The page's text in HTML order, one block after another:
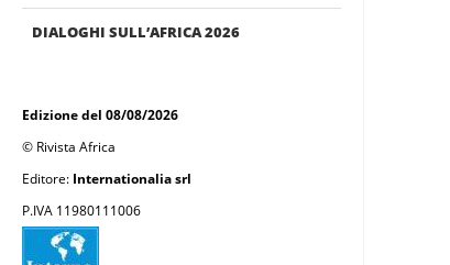
DIALOGHI SULL’AFRICA 2026
Edizione del 08/08/2026
© Rivista Africa
Editore: Internationalia srl
P.IVA 11980111006